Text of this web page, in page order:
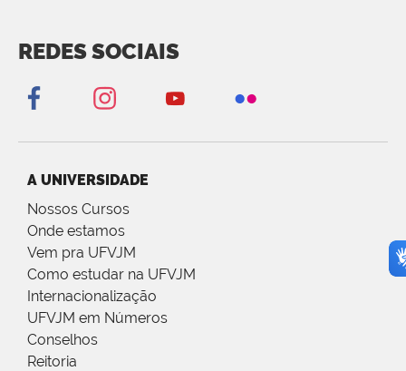
REDES SOCIAIS
A UNIVERSIDADE
Nossos Cursos
Onde estamos
Vem pra UFVJM
Como estudar na UFVJM
Internacionalização
UFVJM em Números
Conselhos
Reitoria